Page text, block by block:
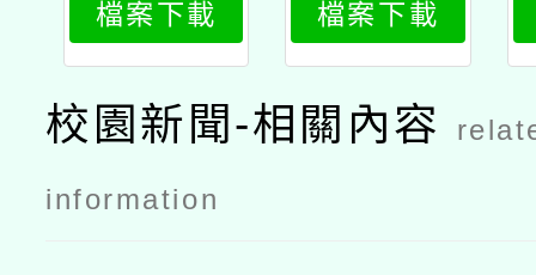
坊」活動公
文
檔案下載
坊」活動公
文海報
檔案下載
校園新聞-相關內容
information